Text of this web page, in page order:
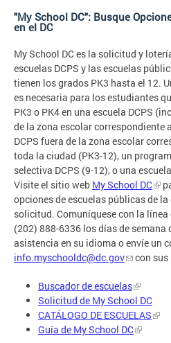
"My School DC": Busque
en el DC
My School DC es la solicitud y
escuelas DCPS y las escuelas
tienen los grados PK3 hasta el 12.
es necesaria para los estudiantes
PK3 o PK4 en una escuela DCPS
de la zona escolar correspondiente
DCPS fuera de la zona escolar
toda la ciudad (PK3-12), un
selectiva DCPS (9-12), o una
Visite el sitio web My School DC
opciones de escuelas públicas de
solicitud. Comuníquese con la línea
(202) 888-6336 los días de semana
asistencia en su idioma o envíe un
info.myschooldc@dc.gov
con
Buscador de escuelas
Solicitud de My School DC
CATÁLOGO DE ESCUELAS
Guía de My School DC